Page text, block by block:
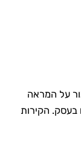
על המראה
הקירות